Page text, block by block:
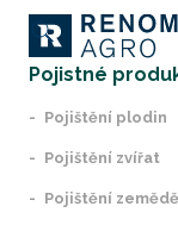
Pojistné
Pojištění plodin
Pojištění zvířat
Pojištění